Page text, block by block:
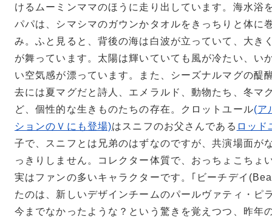
けるムーミンママのほうに走り出しています。海水浴
パパは、シマシマのガウンかタオルをきっちりと体に
み。ふと見ると、背後の海は白波が立っていて、大き
が舞っています。太陽は輝いていても風が冷たい、い
い空気感が漂っています。また、シーズナルマグの醍
去には夏マグだと詩人、エメラルド、動物たち、冬マ
ど、個性的な生きものたちの存在。クロットユール(ア
ションのＶにも登場)はスニフのお父さんである ロッド
子で、スニフとは兄弟のはずなのですが、共演場面が
っきりしません。コレクター体質で、おっちょこちょ
実はファンの多いキャラクターです。｢ビーチデイ
たのは、新しいデザインチームのパールヴァティ・ピ
今までなかったような？という驚きを覚えつつ、昨年